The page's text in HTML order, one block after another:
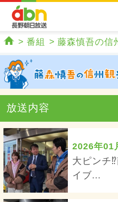
番組 藤森慎吾の信
放送内容
2026年01
大ピンチ
イブ...